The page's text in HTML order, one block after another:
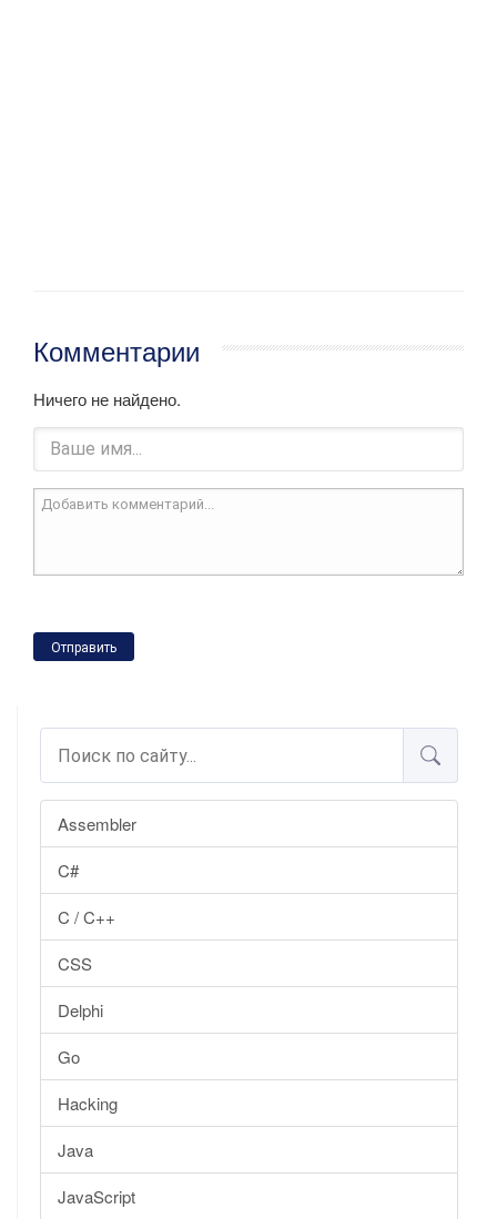
Assembler
C#
C / C++
CSS
Delphi
Go
Hacking
Java
JavaScript
Комментарии
Ничего не найдено.
Отправить